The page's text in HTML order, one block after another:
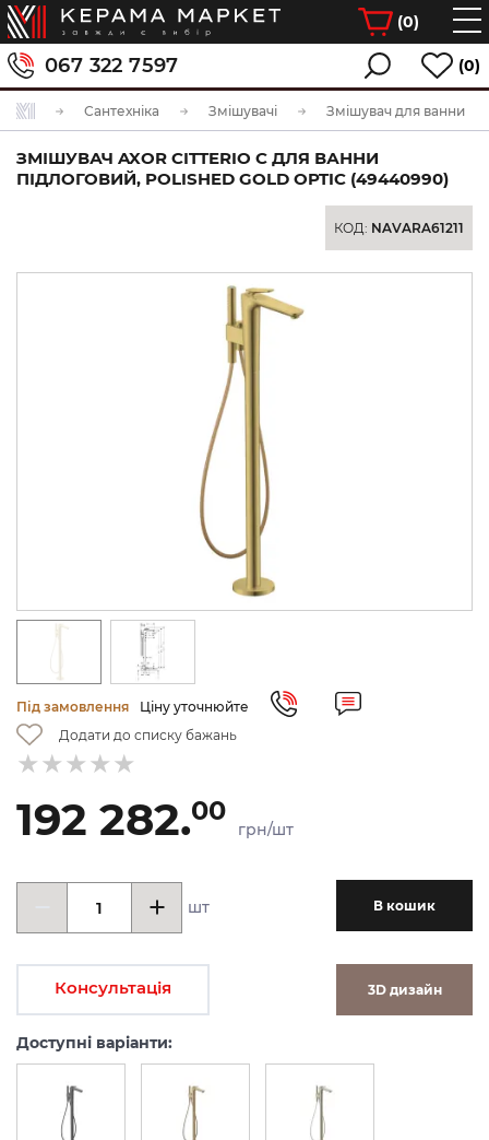
(0)
067 322 7597 (0)
Сантехніка Змішувачі Змішувач для ванни
ЗМІШУВАЧ AXOR CITTERIO C ДЛЯ ВАННИ
ПІДЛОГОВИЙ, POLISHED GOLD OPTIC (49440990)
КОД: NAVARA61211
Під замовлення
Ціну уточнюйте
Додати до списку бажань
192 282.00
грн/шт
шт В кошик
Консультація 3D дизайн
Доступні варіанти: